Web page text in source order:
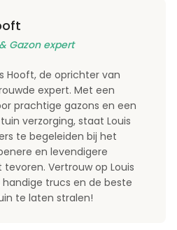
Gazon expert
Hooft, de oprichter van
expert. Met een
prachtige gazons en een
verzorging, staat Louis
te begeleiden bij het
en levendigere
Vertrouw op Louis
trucs en de beste
te laten stralen!